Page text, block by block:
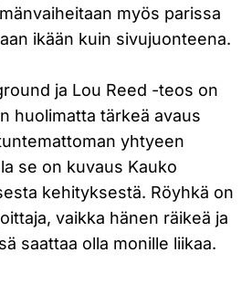
myös parissa
ikään kuin sivujuonteena.
ja Lou Reed -teos on
huolimatta tärkeä avaus
yhtyeen
se on kuvaus Kauko
kehityksestä. Röyhkä on
vaikka hänen räikeä ja
saattaa olla monille liikaa.